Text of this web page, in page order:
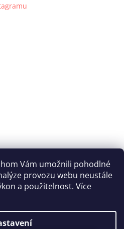
Vám umožnili pohodlné
provozu webu neustále
a použitelnost. Více
Foto
Shoptet